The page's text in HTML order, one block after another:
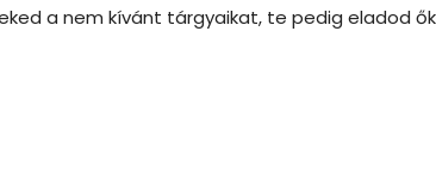
a nem kívánt tárgyaikat, te pedig eladod